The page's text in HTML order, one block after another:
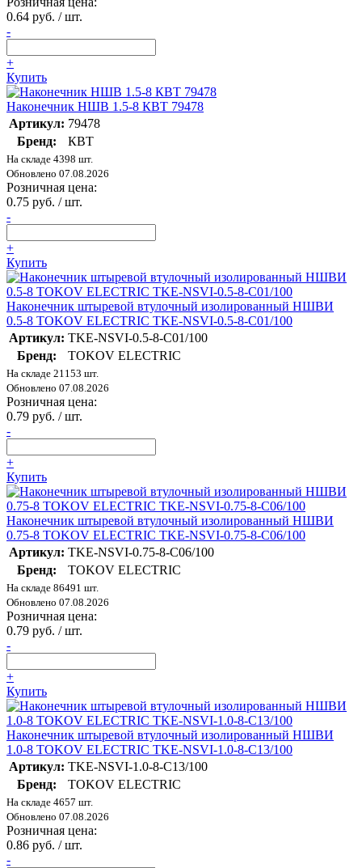
0.64 руб. / шт.
-
+
Купить
Наконечник НШВ 1.5-8 КВТ 79478
Артикул: 79478
Бренд:
КВТ
На складе 4398 шт.
Обновлено 07.08.2026
Розничная цена:
0.75 руб. / шт.
-
+
Купить
Наконечник штыревой втулочный изолированный НШВИ
0.5-8 TOKOV ELECTRIC TKE-NSVI-0.5-8-C01/100
Артикул: TKE-NSVI-0.5-8-C01/100
Бренд:
TOKOV ELECTRIC
На складе 21153 шт.
Обновлено 07.08.2026
Розничная цена:
0.79 руб. / шт.
-
+
Купить
Наконечник штыревой втулочный изолированный НШВИ
0.75-8 TOKOV ELECTRIC TKE-NSVI-0.75-8-C06/100
Артикул: TKE-NSVI-0.75-8-C06/100
Бренд:
TOKOV ELECTRIC
На складе 86491 шт.
Обновлено 07.08.2026
Розничная цена:
0.79 руб. / шт.
-
+
Купить
Наконечник штыревой втулочный изолированный НШВИ
1.0-8 TOKOV ELECTRIC TKE-NSVI-1.0-8-C13/100
Артикул: TKE-NSVI-1.0-8-C13/100
Бренд:
TOKOV ELECTRIC
На складе 4657 шт.
Обновлено 07.08.2026
Розничная цена:
0.86 руб. / шт.
-